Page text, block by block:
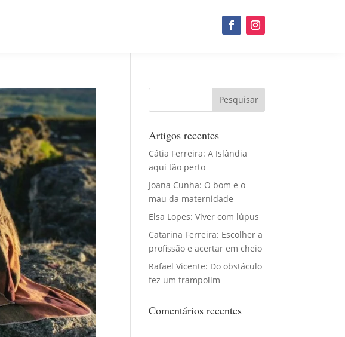
Artigos recentes
Cátia Ferreira: A Islândia
aqui tão perto
Joana Cunha: O bom e o
mau da maternidade
Elsa Lopes: Viver com lúpus
Catarina Ferreira: Escolher a
profissão e acertar em cheio
Rafael Vicente: Do obstáculo
fez um trampolim
Comentários recentes